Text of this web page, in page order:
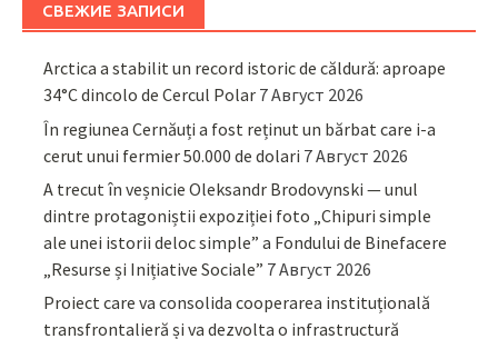
СВЕЖИЕ ЗАПИСИ
Arctica a stabilit un record istoric de căldură: aproape
34°C dincolo de Cercul Polar 7 Август 2026
În regiunea Cernăuți a fost reținut un bărbat care i-a
cerut unui fermier 50.000 de dolari 7 Август 2026
A trecut în veșnicie Oleksandr Brodovynski — unul
dintre protagoniștii expoziției foto „Chipuri simple
ale unei istorii deloc simple” a Fondului de Binefacere
„Resurse și Inițiative Sociale” 7 Август 2026
Proiect care va consolida cooperarea instituțională
transfrontalieră și va dezvolta o infrastructură